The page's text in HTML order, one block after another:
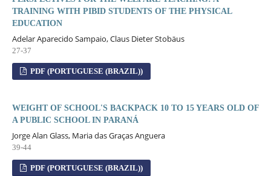
TRAINING WITH PIBID STUDENTS OF THE PHYSICAL
EDUCATION
Adelar Aparecido Sampaio, Claus Dieter Stobäus
27-37
PDF (PORTUGUESE (BRAZIL))
WEIGHT OF SCHOOL'S BACKPACK 10 TO 15 YEARS OLD OF
A PUBLIC SCHOOL IN PARANÁ
Jorge Alan Glass, Maria das Graças Anguera
39-44
PDF (PORTUGUESE (BRAZIL))